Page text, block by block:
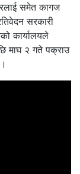
समेत कागज
सरकारी
कार्यालयले
माघ २ गते पक्राउ